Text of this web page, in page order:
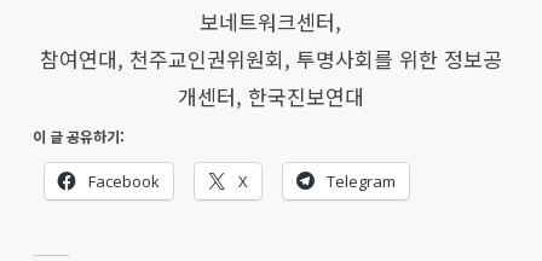
보네트워크센터,
참여연대, 천주교인권위원회, 투명사회를 위한 정보공
개센터, 한국진보연대
이 글 공유하기:
Facebook X Telegram